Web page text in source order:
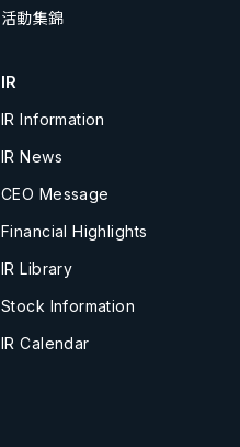
活動集錦
IR
IR Information
IR News
CEO Message
Financial Highlights
IR Library
Stock Information
IR Calendar